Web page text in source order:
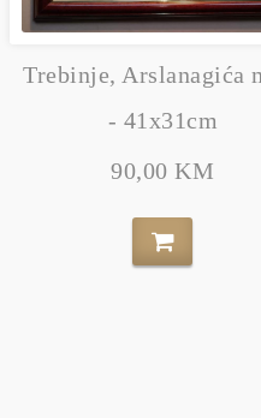
Trebinje, Arslanagića
- 41x31cm
90,00 KM